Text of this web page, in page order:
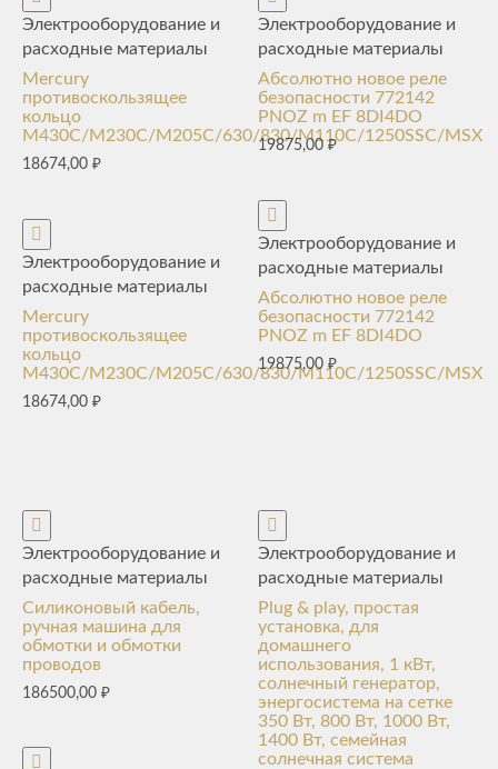
Электрооборудование и
расходные материалы
Mercury
противоскользящее
кольцо
M430C/M230C/M205C/630/830/M110C/1250SSC/MSX
18674,00 ₽
Электрооборудование и
расходные материалы
Mercury
противоскользящее
кольцо
M430C/M230C/M205C/630/830/M110C/1250SSC/MSX
18674,00 ₽
Электрооборудование и
расходные материалы
Абсолютно новое реле
безопасности 772142
PNOZ m EF 8DI4DO
19875,00₽
Электрооборудование и
расходные материалы
Абсолютно новое реле
безопасности 772142
PNOZ m EF 8DI4DO
19875,00₽
Электрооборудование и
расходные материалы
Силиконовый кабель,
ручная машина для
обмотки и обмотки
проводов
186500,00 ₽
Электрооборудование и
расходные материалы
Plug & play, простая
установка, для
домашнего
использования, 1 кВт,
солнечный генератор,
энергосистема на сетке
350 Вт, 800 Вт, 1000 Вт,
1400 Вт, семейная
солнечная система